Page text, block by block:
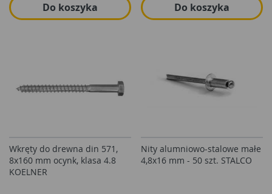
Do koszyka Do koszyka
Wkręty do drewna din 571,
8x160 mm ocynk, klasa 4.8
KOELNER
Nity alumniowo-stalowe małe
4,8x16 mm - 50 szt. STALCO